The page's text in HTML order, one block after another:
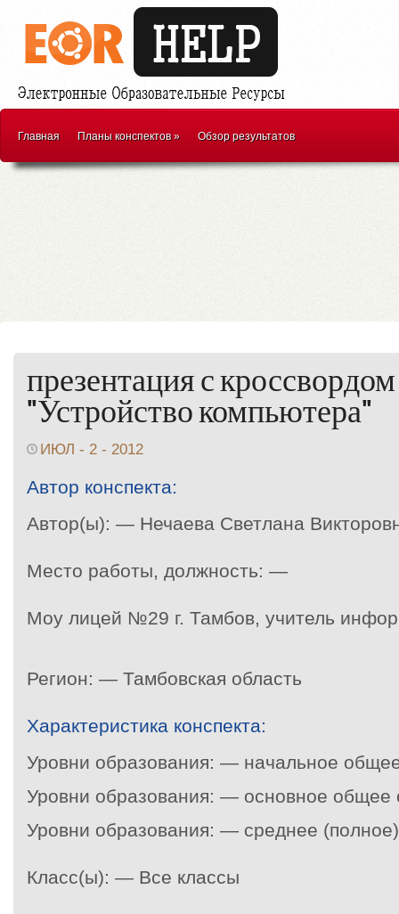
Главная Планы конспектов» Обзор результатов
презентация с
"Устройство компьютера"
ИЮЛ - 2 - 2012
Автор конспекта:
Автор(ы): — Нечаева Светлана
Место работы, должность: —
Моу лицей №29 г. Тамбов, учитель
Регион: — Тамбовская область
Характеристика конспекта:
Уровни образования: — начальное
Уровни образования: — основное общее
Уровни образования: — среднее
Класс(ы): — Все классы